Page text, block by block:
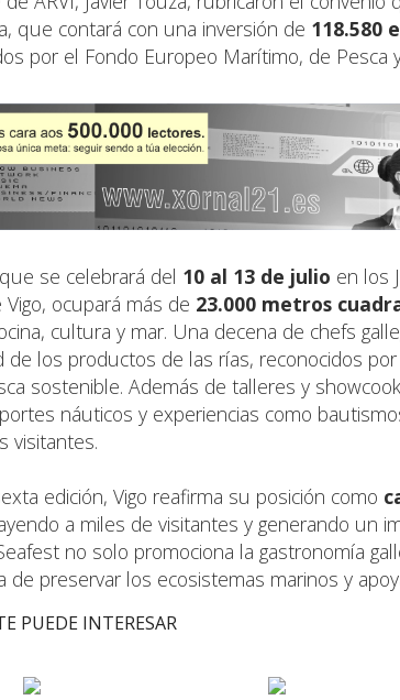
que contará con una inversión de 118.580
por el Fondo Europeo Marítimo, de Pesca
se celebrará del 10 al 13 de julio en los
ocupará más de 23.000 metros
cultura y mar. Una decena de chefs
de los productos de las rías, reconocidos
sostenible. Además de talleres y
náuticos y experiencias como
visitantes.
edición, Vigo reafirma su posición como
a miles de visitantes y generando un
no solo promociona la gastronomía
de preservar los ecosistemas marinos y
PUEDE INTERESAR